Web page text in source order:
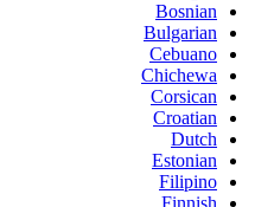
Bosnian
Bulgarian
Cebuano
Chichewa
Corsican
Croatian
Dutch
Estonian
Filipino
Finnish